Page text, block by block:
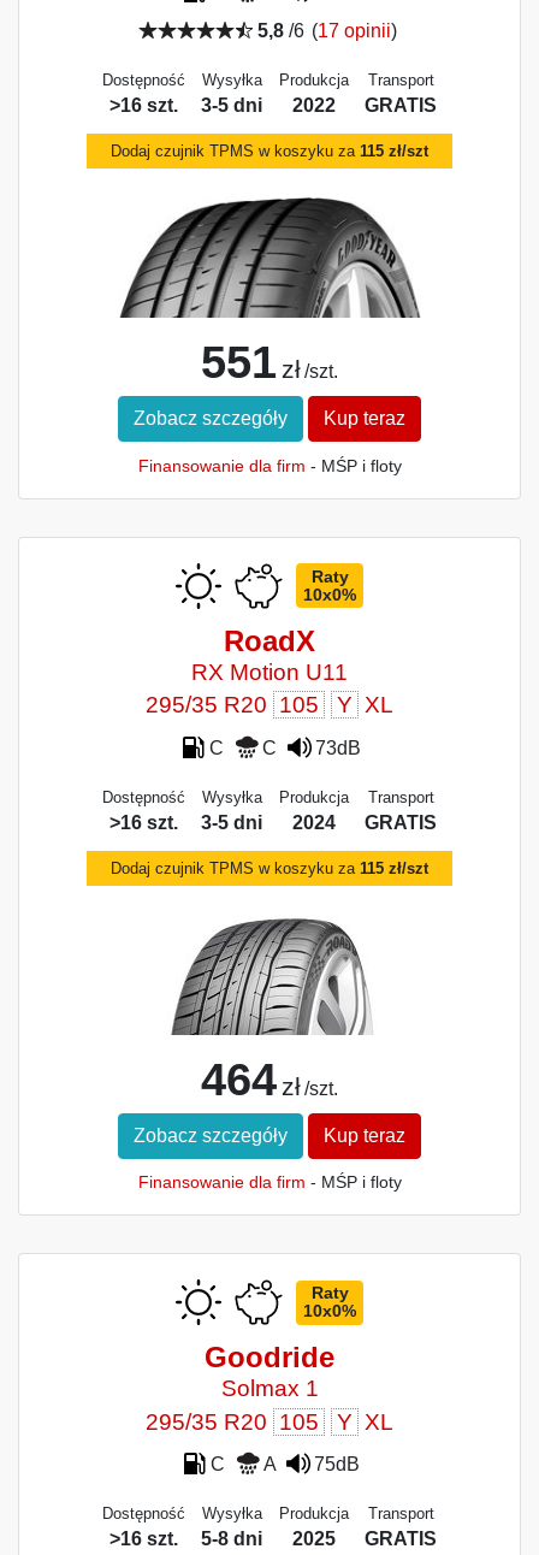
5,8/6 (17 opinii)
Dostępność
>16 szt.
Wysyłka
3-5 dni
Produkcja
2022
Transport
GRATIS
Dodaj czujnik TPMS w koszyku za 115 zł/szt
551 zł /szt.
Zobacz szczegóły Kup teraz
Finansowanie dla firm - MŚP i floty
Raty
10x0%
RoadX
RX Motion U11
295/35 R20 105 Y XL
C C 73dB
Dostępność
>16 szt.
Wysyłka
3-5 dni
Produkcja
2024
Transport
GRATIS
Dodaj czujnik TPMS w koszyku za 115 zł/szt
464 zł /szt.
Zobacz szczegóły Kup teraz
Finansowanie dla firm - MŚP i floty
Raty
10x0%
Goodride
Solmax 1
295/35 R20 105 Y XL
C A 75dB
Dostępność
>16 szt.
Wysyłka
5-8 dni
Produkcja
2025
Transport
GRATIS